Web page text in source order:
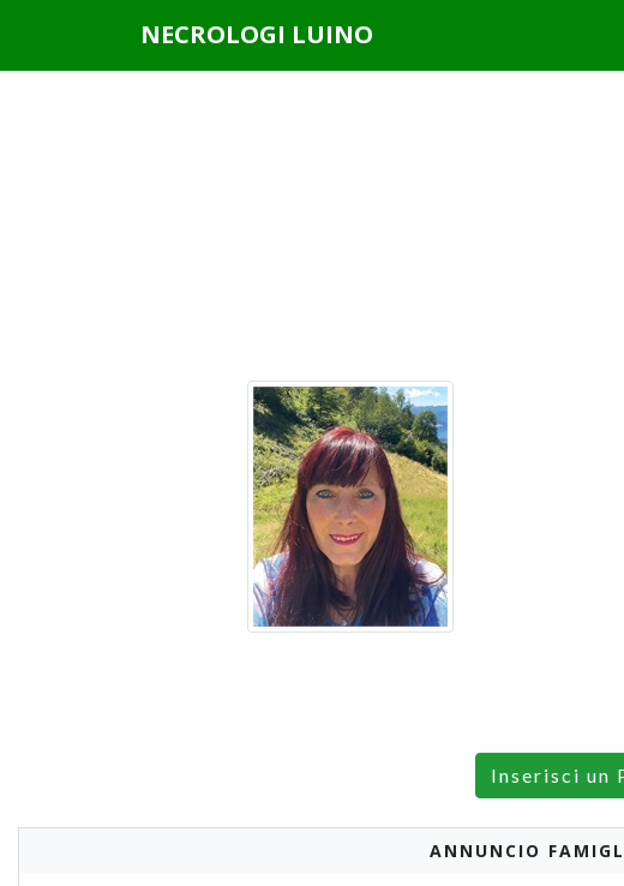
NECROLOGI LUINO
Inserisci un
ANNUNCIO
scorrendo questa pagina, cliccando su un link o